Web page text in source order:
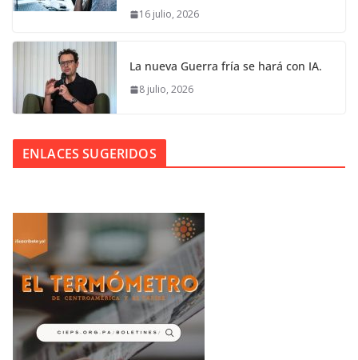
16 julio, 2026
La nueva Guerra fría se hará con IA.
8 julio, 2026
ENLACES SUGERIDOS